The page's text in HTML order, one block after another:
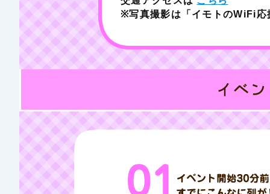
※写真撮影は「イモトのWiFi応